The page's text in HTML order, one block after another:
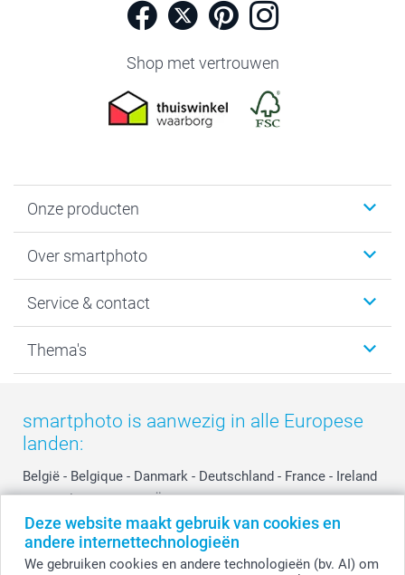
Deze website maakt gebruik van cookies en
andere internettechnologieën
We gebruiken cookies en andere technologieën (bv. AI) om
Shop met vertrouwen
Onze producten
Fotoboeken
Fotocadeaus
Kaarten
Over smartphoto
Vacatures
Bestelproces
Privacy
Cookiebeleid
Reviews
Prijslijst
Investor Relations
Service & contact
Tevredenheidsgarantie
smartbonus
smartfriends
service@smartphoto.nl
Affiliate partnerprogramma
Partnerships
Influencer partnerprogramma
Thema's
Moederdag
Vaderdag
Huwelijk
smartphoto is aanwezig in alle Europese
landen:
België - Belgique - Danmark - Deutschland - France - Ireland
- Nederland - Norge - Österreich - Schweiz - Suisse -
Switzerland - Suomi - Sverige - United Kingdom -
Other Countries